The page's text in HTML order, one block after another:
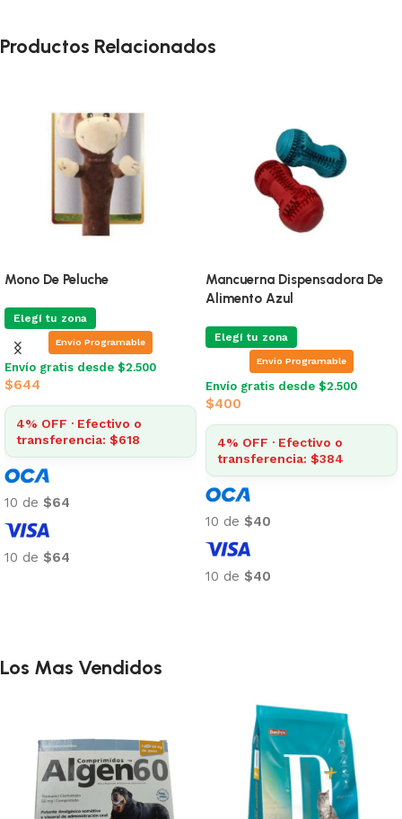
Productos Relacionados
Mono De Peluche
Elegí tu zona
Envio Programable
Envío gratis desde $2.500
$644
4% OFF · Efectivo o
transferencia: $618
10 de $64
10 de $64
Mancuerna Dispensadora De
Alimento Azul
Elegí tu zona
Envio Programable
Envío gratis desde $2.500
$400
4% OFF · Efectivo o
transferencia: $384
10 de $40
10 de $40
Los Mas Vendidos